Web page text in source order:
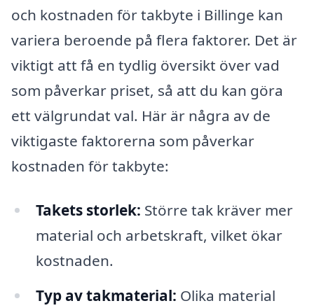
och kostnaden för takbyte i Billinge kan
variera beroende på flera faktorer. Det är
viktigt att få en tydlig översikt över vad
som påverkar priset, så att du kan göra
ett välgrundat val. Här är några av de
viktigaste faktorerna som påverkar
kostnaden för takbyte:
Takets storlek: Större tak kräver mer
material och arbetskraft, vilket ökar
kostnaden.
Typ av takmaterial: Olika material